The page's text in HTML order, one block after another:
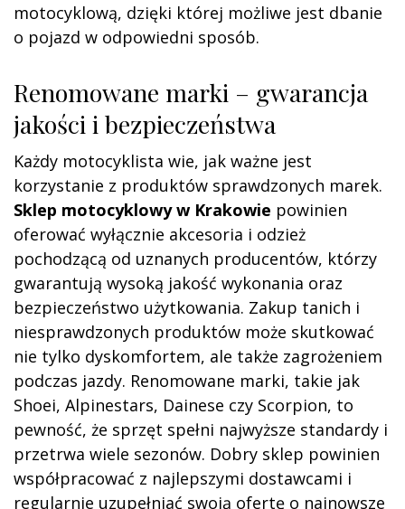
motocyklową, dzięki której możliwe jest dbanie
o pojazd w odpowiedni sposób.
Renomowane marki – gwarancja
jakości i bezpieczeństwa
Każdy motocyklista wie, jak ważne jest
korzystanie z produktów sprawdzonych marek.
Sklep motocyklowy w Krakowie powinien
oferować wyłącznie akcesoria i odzież
pochodzącą od uznanych producentów, którzy
gwarantują wysoką jakość wykonania oraz
bezpieczeństwo użytkowania. Zakup tanich i
niesprawdzonych produktów może skutkować
nie tylko dyskomfortem, ale także zagrożeniem
podczas jazdy. Renomowane marki, takie jak
Shoei, Alpinestars, Dainese czy Scorpion, to
pewność, że sprzęt spełni najwyższe standardy i
przetrwa wiele sezonów. Dobry sklep powinien
współpracować z najlepszymi dostawcami i
regularnie uzupełniać swoją ofertę o najnowsze